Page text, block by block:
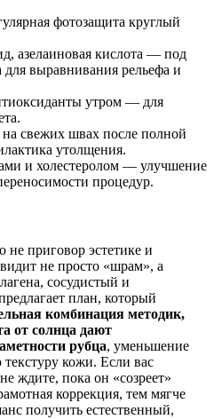
фотозащита круглый
азелаиновая кислота — под
для выравнивания рельефа и
утром — для
свежих швах после полной
утолщения.
и холестеролом — улучшение
процедур.
приговор эстетике и
не просто «шрам», а
сосудистый и
план, который
комбинация методик,
от солнца дают
рубца, уменьшение
кожи. Если вас
ждите, пока он «созреет»
коррекция, тем мягче
получить естественный,